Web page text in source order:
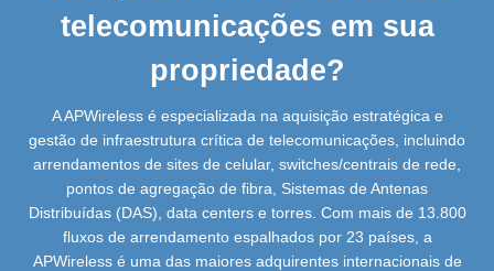
telecomunicações em sua
propriedade?
A APWireless é especializada na aquisição estratégica e
gestão de infraestrutura crítica de telecomunicações, incluindo
arrendamentos de sites de celular, switches/centrais de rede,
pontos de agregação de fibra, Sistemas de Antenas
Distribuídas (DAS), data centers e torres. Com mais de 13.800
fluxos de arrendamento espalhados por 23 países, a
APWireless é uma das maiores adquirentes internacionais de